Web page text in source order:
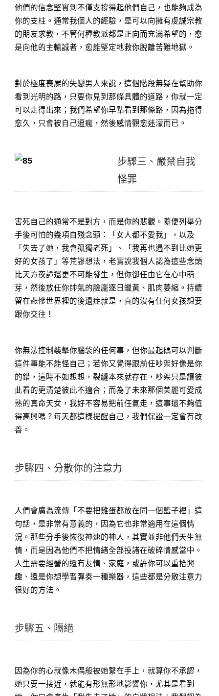
他們的信念堅實到不僅支撐得起他們自己，也能夠成為
你的支柱。通常我個人的經驗，是可以向擁有虔誠宗教
的朋友求教，不管何種教派都是正向而充滿希望的，愈
是向他的主輸誠者，愈能堅定地救你脫離苦難地獄。
對於極度喪屍的失戀男人來說，這個階段無疑在幫助你
看到光明的路，只要你見到那條具體的道路，你就一定
可以走得出來；我們希望你早點看到那條路，因為拖得
愈久，只會被自己逼瘋，然後感情觀愈迷濛而已。
步驟三、嚴禁自我
怪罪
害死自己的通常不是對方，而是你的悲觀。隨便列舉分
手後可怕的幾項自殘念頭：「女人都不愛我」，以及
「失去了她，我會孤獨老死」、「我再也遇不到比她更
好的女孩了」等荒謬想法，老實說我個人認為這些念頭
比天方夜譚還更不可能發生，但你卻任由它在心中萌
芽，然後放任你帥氣的臉龐逐日蠟黃、肌肉萎縮。持續
留在悲慘世界裡的後遺症就是，真的沒有任何女孩想要
跟你交往！
你無法控制襲擊你腦袋的任何事，但你最起碼可以判斷
這件事能不能怪自己；若你又覺得跟前任吵架好像是你
的錯，這時不如想想，裂縫本來就存在，吵架只是讓彼
此看的更清楚彼此不適合；而為了未來那個美麗可愛成
熟的真命天女，我好不容易把前任氣走，這事還不夠值
得高興嗎？每天都這樣提醒自己，我們保證一定會有改
善。
步驟四、分散你的注意力
人們會廣為流傳「不要把雞蛋都放在同一個籃子裡」這
句話，是非常有意義的，因為它也非常適用在這個情
況。那些分手後恢復神速的神人，其實並非他們天生無
情，而是因為他們不把情緒全部投諸在破碎情感當中。
人生需要經營的還有友情、家庭，或許你可以重拾興
趣、還是你想學習彈奏一種樂器，這些都是分散注意力
很好的方法。
步驟五、隔絕
因為你的心就像木偶般被她繫在手上，就算你不承認，
她只要一接近，就能有形無形地影響你，尤其是看到